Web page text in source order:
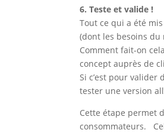
6. Teste et valide !
Tout ce qui a été
(dont les besoins du
Comment fait-on
concept auprès de
Si c’est pour
tester une version
Cette étape permet
consommateurs.